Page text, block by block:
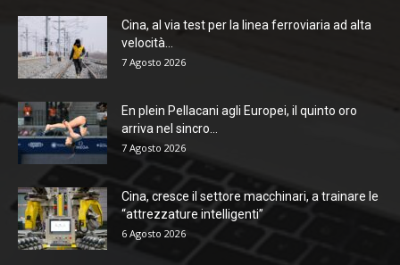
Cina, al via test per la linea ferroviaria ad alta
velocità...
7 Agosto 2026
En plein Pellacani agli Europei, il quinto oro
arriva nel sincro...
7 Agosto 2026
Cina, cresce il settore macchinari, a trainare le
“attrezzature intelligenti”
6 Agosto 2026